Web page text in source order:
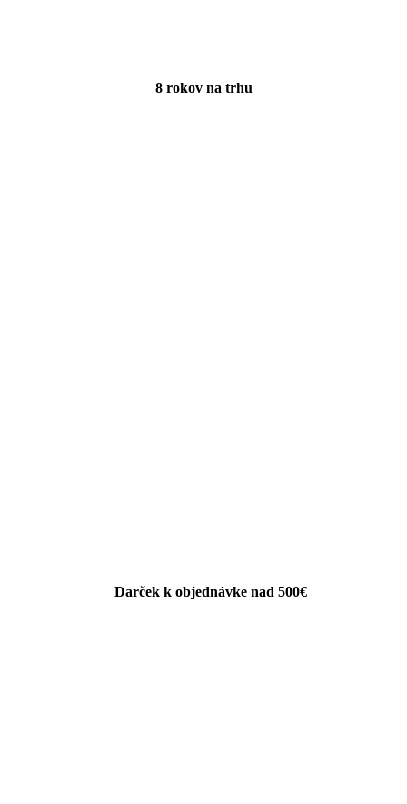
8 rokov na trhu
Darček k objednávke nad 500€